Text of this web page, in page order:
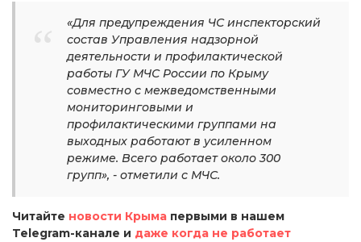
«Для предупреждения ЧС инспекторский
состав Управления надзорной
деятельности и профилактической
работы ГУ МЧС России по Крыму
совместно с межведомственными
мониторинговыми и
профилактическими группами на
выходных работают в усиленном
режиме. Всего работает около 300
групп», - отметили с МЧС.
Читайте новости Крыма первыми в нашем
Telegram-канале и даже когда не работает